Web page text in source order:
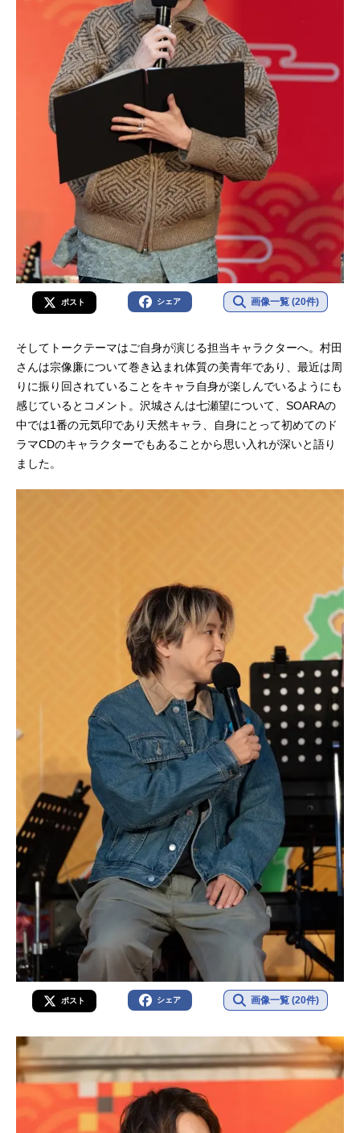
ポスト シェア 画像一覧 (20件)
そしてトークテーマはご自身が演じる担当キャラクターへ。村田
さんは宗像廉について巻き込まれ体質の美青年であり、最近は周
りに振り回されていることをキャラ自身が楽しんでいるようにも
感じているとコメント。沢城さんは七瀬望について、SOARAの
中では1番の元気印であり天然キャラ、自身にとって初めてのド
ラマCDのキャラクターでもあることから思い入れが深いと語り
ました。
ポスト シェア 画像一覧 (20件)